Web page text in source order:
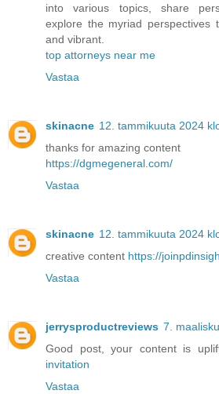
into various topics, share
explore the myriad perspectives
and vibrant.
top attorneys near me
Vastaa
skinacne 12. tammikuuta 2024
thanks for amazing content
https://dgmegeneral.com/
Vastaa
skinacne 12. tammikuuta 2024
creative content https://
Vastaa
jerrysproductreviews 7.
Good post, your content is
invitation
Vastaa